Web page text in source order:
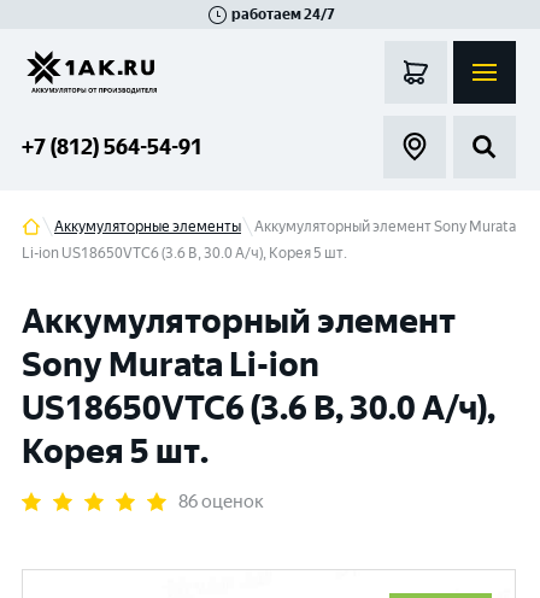
работаем 24/7
+7 (812) 564-54-91
Аккумуляторные элементы
Аккумуляторный элемент Sony Murata
Li-ion US18650VTC6 (3.6 B, 30.0 А/ч), Корея 5 шт.
Аккумуляторный элемент
Sony Murata Li-ion
US18650VTC6 (3.6 B, 30.0 А/ч),
Корея 5 шт.
86 оценок
Гатчина